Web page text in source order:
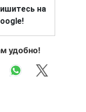
на
удобно!